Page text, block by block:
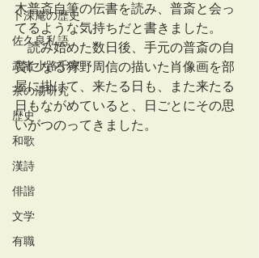
卜深庵の歴史
佐久良私語
武者小路千家
茶の湯研究
歴史
和歌
漢詩
俳諧
文学
有職
木普斎自筆の伝書を読み、普斎と会っ
てるような気持ちだと書きました。
読み始めた数日後、手元の普斎の自
賛になる狩野周信の描いた肖像画を部
屋に掛けて、来たる日も、また来たる
日もながめていると、日ごとにその思
いがつのってきました。